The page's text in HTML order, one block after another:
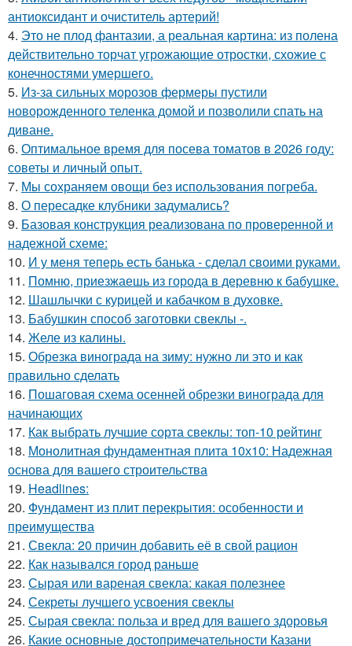
антиоксидант и очиститель артерий!
4. Это не плод фантазии, а реальная картина: из полена
действительно торчат угрожающие отростки, схожие с
конечностями умершего.
5. Из-за сильных морозов фермеры пустили
новорожденного теленка домой и позволили спать на
диване.
6. Оптимальное время для посева томатов в 2026 году:
советы и личный опыт.
7. Мы сохраняем овощи без использования погреба.
8. О пересадке клубники задумались?
9. Базовая конструкция реализована по проверенной и
надежной схеме:
10. И у меня теперь есть банька - сделал своими руками.
11. Помню, приезжаешь из города в деревню к бабушке.
12. Шашлычки с курицей и кабачком в духовке.
13. Бабушкин способ заготовки свеклы -.
14. Желе из калины.
15. Обрезка винограда на зиму: нужно ли это и как
правильно сделать
16. Пошаговая схема осенней обрезки винограда для
начинающих
17. Как выбрать лучшие сорта свеклы: топ-10 рейтинг
18. Монолитная фундаментная плита 10х10: Надежная
основа для вашего строительства
19. Headlines:
20. Фундамент из плит перекрытия: особенности и
преимущества
21. Свекла: 20 причин добавить её в свой рацион
22. Как назывался город раньше
23. Сырая или вареная свекла: какая полезнее
24. Секреты лучшего усвоения свеклы
25. Сырая свекла: польза и вред для вашего здоровья
26. Какие основные достопримечательности Казани